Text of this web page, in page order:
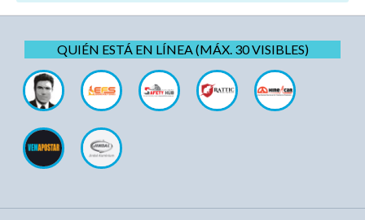
QUIÉN ESTÁ EN LÍNEA (MÁX. 30 VISIBLES)